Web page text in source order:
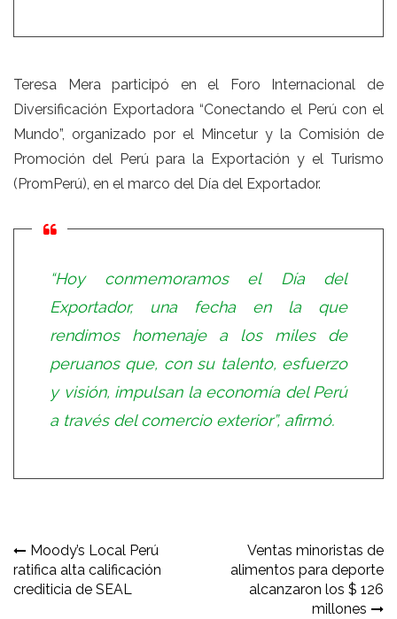
Teresa Mera participó en el Foro Internacional de
Diversificación Exportadora “Conectando el Perú con el
Mundo”, organizado por el Mincetur y la Comisión de
Promoción del Perú para la Exportación y el Turismo
(PromPerú), en el marco del Día del Exportador.
“Hoy conmemoramos el Día del
Exportador, una fecha en la que
rendimos homenaje a los miles de
peruanos que, con su talento, esfuerzo
y visión, impulsan la economía del Perú
a través del comercio exterior”, afirmó.
Navegación
de
Moody’s Local Perú
ratifica alta calificación
crediticia de SEAL
Ventas minoristas de
alimentos para deporte
alcanzaron los $ 126
millones